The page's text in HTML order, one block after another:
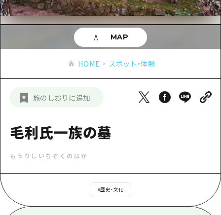
サイクリング
ショッピング
スポーツ
ナイトライフ
定番
広島市周辺
安芸
備北
芸北
山口県東部
弾丸
日帰り
安芸
備後
備北
芸北
山口県東部
愛媛県
島根県
お役立ち情報
お役立ち情報一覧
アクセス
お得な周遊チケット
HIROSHIMA FREE Wi-Fi
観光案内所
新着情報
事業者・学校関係者の皆さま
HOME スポット・体験
旅のしおりに追加
毛利氏一族の墓
もうりしいちぞくのはか
#歴史・文化
MAP